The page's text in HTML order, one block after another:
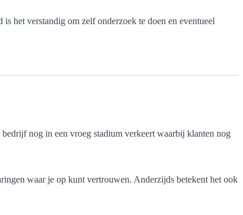
het verstandig om zelf onderzoek te doen en eventueel
nog in een vroeg stadium verkeert waarbij klanten nog
waar je op kunt vertrouwen. Anderzijds betekent het ook